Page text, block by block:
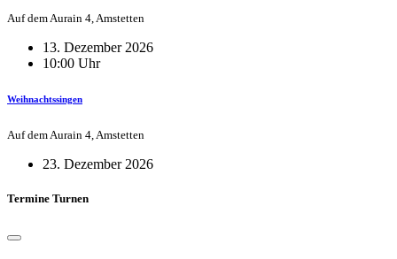
Auf dem Aurain 4, Amstetten
13. Dezember 2026
10:00 Uhr
Weihnachtssingen
Auf dem Aurain 4, Amstetten
23. Dezember 2026
Termine Turnen